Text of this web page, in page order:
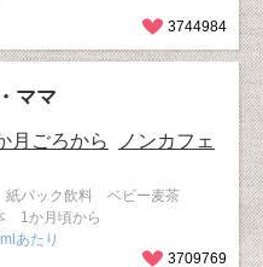
3744984
ママ
月ごろから
ノンカフェ
紙パック飲料 ベビー麦茶
1か月頃から
あたり
3709769